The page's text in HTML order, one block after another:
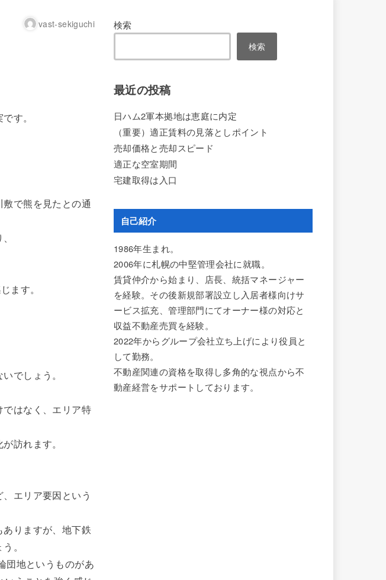
vast-sekiguchi
す。
で熊を見たとの通
ます。
でしょう。
はなく、エリア特
訪れます。
エリア要因という
りますが、地下鉄
。
団地というものがあ
検索
検索
最近の投稿
日ハム2軍本拠地は恵庭に内定
（重要）適正賃料の見落としポイント
売却価格と売却スピード
適正な空室期間
宅建取得は入口
自己紹介
1986年生まれ。
2006年に札幌の中堅管理会社に就職。
賃貸仲介から始まり、店長、統括マネージャー
を経験。その後新規部署設立し入居者様向けサ
ービス拡充、管理部門にてオーナー様の対応と
収益不動産売買を経験。
2022年からグループ会社立ち上げにより役員と
して勤務。
不動産関連の資格を取得し多角的な視点から不
動産経営をサポートしております。